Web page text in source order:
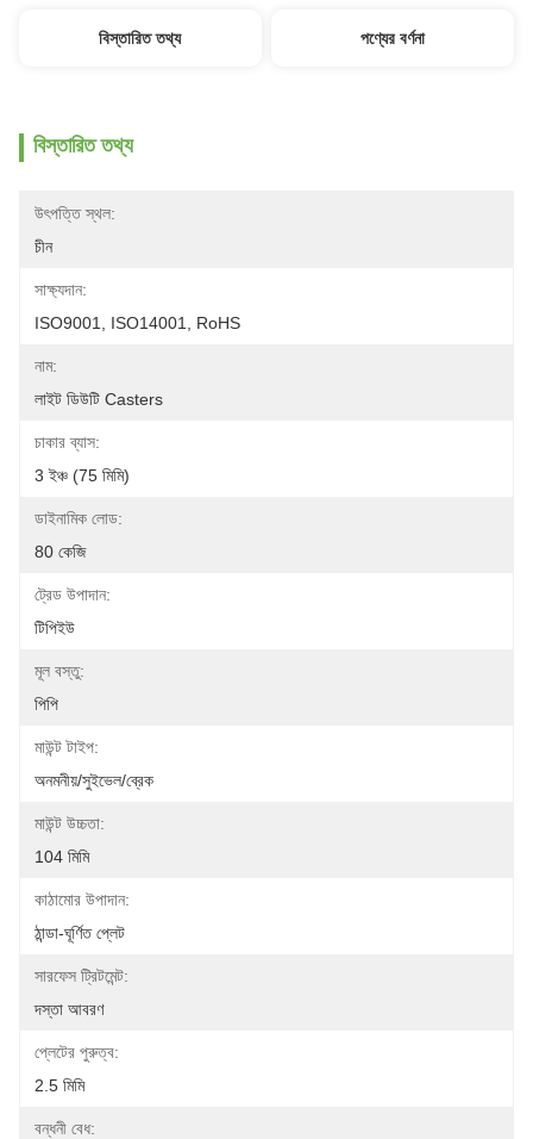
বিস্তারিত তথ্য পণ্যের বর্ণনা
বিস্তারিত তথ্য
উৎপত্তি স্থল:
চীন
সাক্ষ্যদান:
ISO9001, ISO14001, RoHS
নাম:
লাইট ডিউটি ​​Casters
চাকার ব্যাস:
3 ইঞ্চ (75 মিমি)
ডাইনামিক লোড:
80 কেজি
ট্রেড উপাদান:
টিপিইউ
মূল বস্তু:
পিপি
মাউন্ট টাইপ:
অনমনীয়/সুইভেল/ব্রেক
মাউন্ট উচ্চতা:
104 মিমি
কাঠামোর উপাদান:
ঠান্ডা-ঘূর্ণিত প্লেট
সারফেস ট্রিটমেন্ট:
দস্তা আবরণ
প্লেটের পুরুত্ব:
2.5 মিমি
বন্ধনী বেধ: